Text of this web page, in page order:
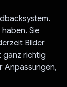
Sie
Bilder
ganz richtig
Anpassungen,